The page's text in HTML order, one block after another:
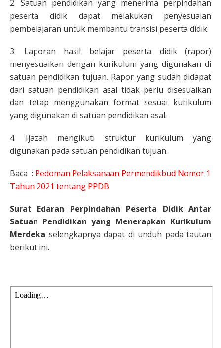
2. Satuan pendidikan yang menerima perpindahan
peserta didik dapat melakukan penyesuaian
pembelajaran untuk membantu transisi peserta didik.
3. Laporan hasil belajar peserta didik (rapor)
menyesuaikan dengan kurikulum yang digunakan di
satuan pendidikan tujuan. Rapor yang sudah didapat
dari satuan pendidikan asal tidak perlu disesuaikan
dan tetap menggunakan format sesuai kurikulum
yang digunakan di satuan pendidikan asal.
4. Ijazah mengikuti struktur kurikulum yang
digunakan pada satuan pendidikan tujuan.
Baca : Pedoman Pelaksanaan Permendikbud Nomor 1
Tahun 2021 tentang PPDB
Surat Edaran Perpindahan Peserta Didik Antar
Satuan Pendidikan yang Menerapkan Kurikulum
Merdeka selengkapnya dapat di unduh pada tautan
berikut ini.